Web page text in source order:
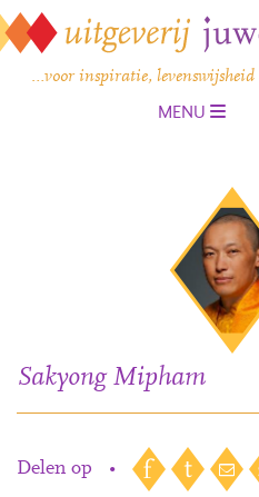
…voor inspiratie,
MENU
Sakyong Mipham
Delen op •